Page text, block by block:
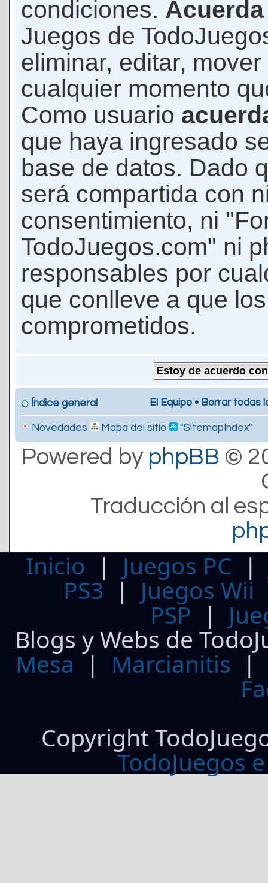
condiciones. Acuerda
Juegos de
eliminar, editar,
cualquier momento
Como usuario
que haya ingresado
base de datos. Dado
será compartida con
consentimiento, ni
TodoJuegos.com" ni
responsables por
que conlleve a que
comprometidos.
Índice general El Equipo • Borrar todas
Novedades Mapa del sitio "SitemapIndex"
Powered by phpBB ©
Traducción al
Inicio | Juegos PC
PS3| Juegos Wii
PSP |
Blogs y Webs de
Mesa | Marcianitis |
Copyright
TodoJuegos